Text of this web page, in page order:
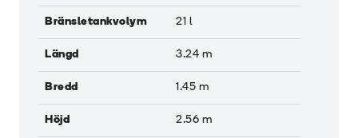
Bränsletankvolym 21 l
Längd 3.24 m
Bredd 1.45 m
Höjd 2.56 m